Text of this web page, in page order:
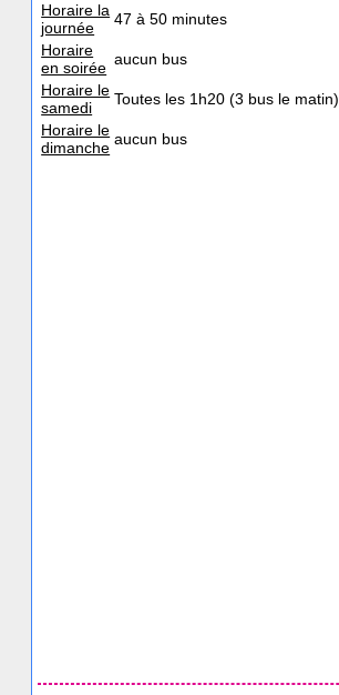
Horaire la
journée
47 à 50 minutes
Horaire
en soirée aucun bus
Horaire le
samedi
Toutes les 1h20 (3 bus le matin)
Horaire le
dimanche aucun bus